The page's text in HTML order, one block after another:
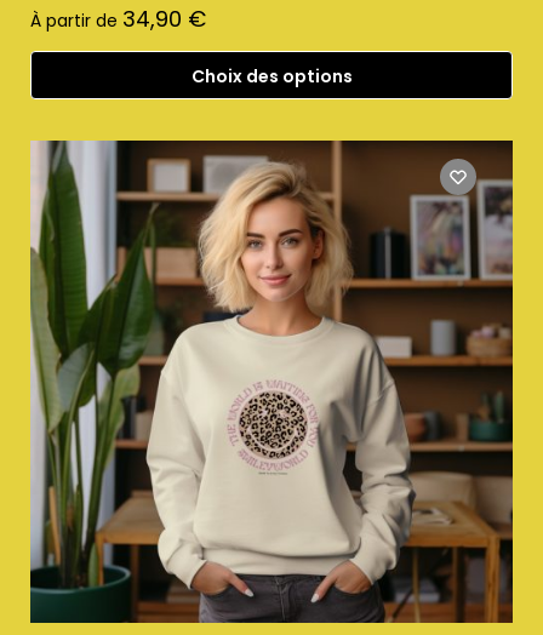
À partir de 34,90 €
Choix des options